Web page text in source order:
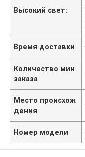
Высокий свет:
Время доставки
Количество мин
заказа
Место происхож
дения
Номер модели